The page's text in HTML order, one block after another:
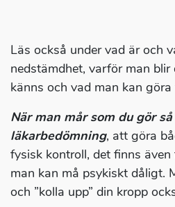
Läs också under vad är och
nedstämdhet, varför man
känns och vad man kan
När man mår som du gör
läkarbedömning, att göra
fysisk kontroll, det finns
man kan må psykiskt dåligt.
och ”kolla upp” din kropp